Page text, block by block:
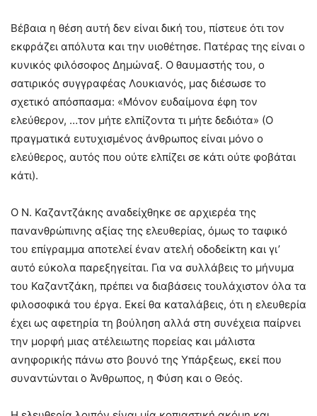
Βέβαια η θέση αυτή δεν είναι δική του, πίστευε ότι τον
εκφράζει απόλυτα και την υιοθέτησε. Πατέρας της είναι ο
κυνικός φιλόσοφος Δημώναξ. Ο θαυμαστής του, ο
σατιρικός συγγραφέας Λουκιανός, μας διέσωσε το
σχετικό απόσπασμα: «Μόνον ευδαίμονα έφη τον
ελεύθερον, …τον μήτε ελπίζοντα τι μήτε δεδιότα» (Ο
πραγματικά ευτυχισμένος άνθρωπος είναι μόνο ο
ελεύθερος, αυτός που ούτε ελπίζει σε κάτι ούτε φοβάται
κάτι).
Ο Ν. Καζαντζάκης αναδείχθηκε σε αρχιερέα της
πανανθρώπινης αξίας της ελευθερίας, όμως το ταφικό
του επίγραμμα αποτελεί έναν ατελή οδοδείκτη και γι’
αυτό εύκολα παρεξηγείται. Για να συλλάβεις το μήνυμα
του Καζαντζάκη, πρέπει να διαβάσεις τουλάχιστον όλα τα
φιλοσοφικά του έργα. Εκεί θα καταλάβεις, ότι η ελευθερία
έχει ως αφετηρία τη βούληση αλλά στη συνέχεια παίρνει
την μορφή μιας ατέλειωτης πορείας και μάλιστα
ανηφορικής πάνω στο βουνό της Υπάρξεως, εκεί που
συναντώνται ο Άνθρωπος, η Φύση και ο Θεός.